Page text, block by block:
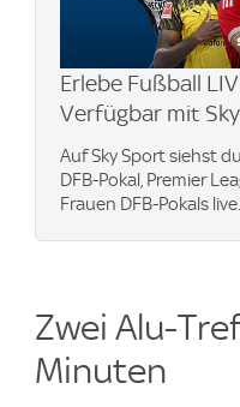
Erlebe Fußball
Verfügbar mit
Auf Sky Sport siehst
DFB-Pokal, Premier
Frauen DFB-Pokals
Zwei Alu-
Minuten